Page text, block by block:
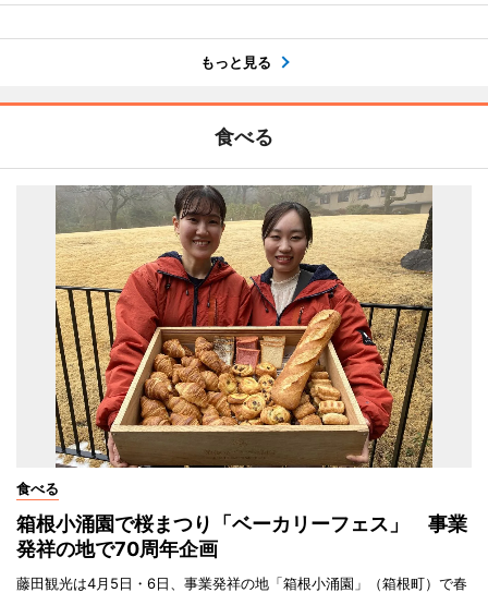
もっと見る
食べる
食べる
箱根小涌園で桜まつり「ベーカリーフェス」 事業
発祥の地で70周年企画
藤田観光は4月5日・6日、事業発祥の地「箱根小涌園」（箱根町）で春